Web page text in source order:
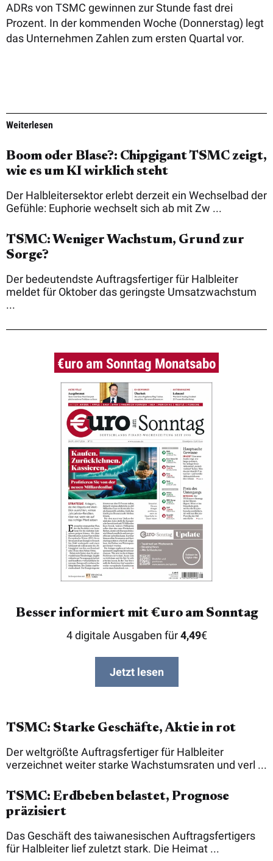
ADRs von TSMC gewinnen zur Stunde fast drei
Prozent. In der kommenden Woche (Donnerstag) legt
das Unternehmen Zahlen zum ersten Quartal vor.
Weiterlesen
Boom oder Blase?: Chipgigant TSMC zeigt,
wie es um KI wirklich steht
Der Halbleitersektor erlebt derzeit ein Wechselbad der
Gefühle: Euphorie wechselt sich ab mit Zw ...
TSMC: Weniger Wachstum, Grund zur
Sorge?
Der bedeutendste Auftragsfertiger für Halbleiter
meldet für Oktober das geringste Umsatzwachstum
...
€uro am Sonntag Monatsabo
Besser informiert mit €uro am Sonntag
4 digitale Ausgaben für4,49€
Jetzt lesen
TSMC: Starke Geschäfte, Aktie in rot
Der weltgrößte Auftragsfertiger für Halbleiter
verzeichnet weiter starke Wachstumsraten und verl ...
TSMC: Erdbeben belastet, Prognose
präzisiert
Das Geschäft des taiwanesischen Auftragsfertigers
für Halbleiter lief zuletzt stark. Die Heimat ...